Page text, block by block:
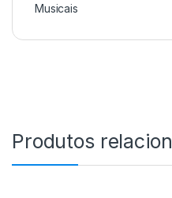
Musicais
Produtos